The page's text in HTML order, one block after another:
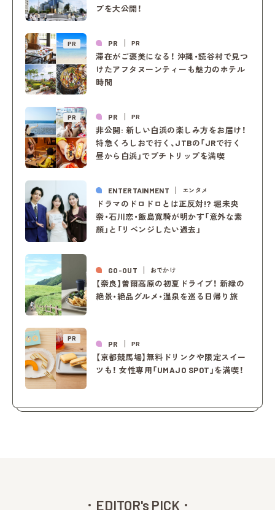
プを大公開！
PR PR PR
滞在がご褒美になる！ 沖縄・読谷村で見つ
けたアフタヌーンティーも魅力のホテル
時間
PR PR PR
非公開: 新しい白浜の楽しみ方をお届け！
特急くろしおで行く、JTBの「JRで行く
昼から白浜」でプチトリップを満喫
ENTERTAINMENT エンタメ
ドラマのドロドロとは正反対!? 堀未央
奈・石川恋・飯島寛騎が明かす「意外な素
顔」と「リベンジしたい過去」
GO-OUT おでかけ
【奈良】曽爾高原の初夏ドライブ！ 新緑の
絶景・絶品グルメ・温泉を巡る日帰り旅
PR
PR PR
【京都競馬場】無料ドリンクや限定スイー
ツも！ 女性専用「UMAJO SPOT」を満喫！
EDITOR's PICK